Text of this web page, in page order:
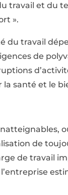
travail et du
».
du travail
de
santé et le
de
de travail